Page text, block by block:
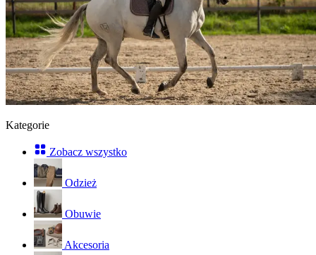
Kategorie
Zobacz wszystko
Odzież
Obuwie
Akcesoria